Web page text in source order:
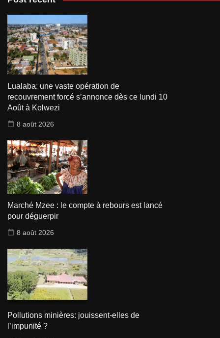
Lualaba: une vaste opération de
recouvrement forcé s’annonce dès ce lundi 10
Août à Kolwezi
8 août 2026
Marché Mzee : le compte à rebours est lancé
pour déguerpir
8 août 2026
Pollutions minières: jouissent-elles de
l’impunité ?